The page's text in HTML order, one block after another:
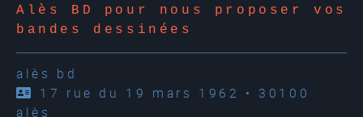
Alès BD pour nous proposer vos
bandes dessinées
alès bd
17 rue du 19 mars 1962 • 30100
alès